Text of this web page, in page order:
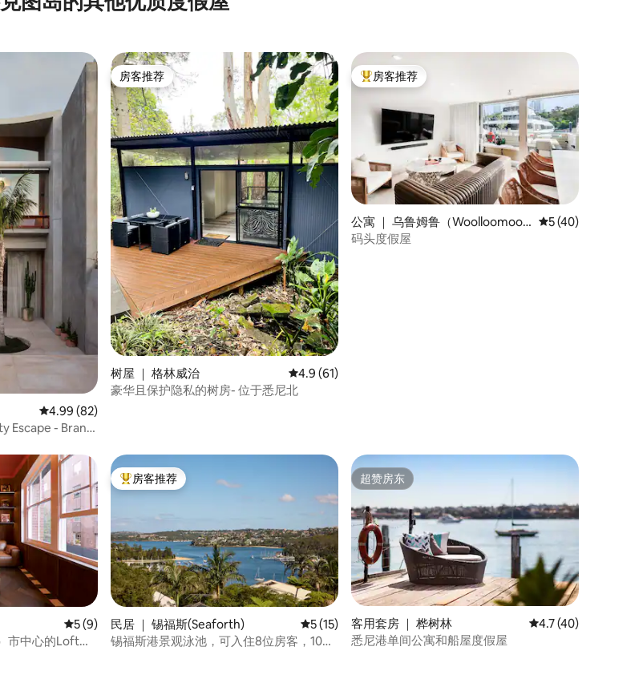
条评价
平均评分 4.99 分（满分 5 分），共 82 条评价
4.99 (82)
Escape - Brand
房客推荐
房客推荐
树屋 ｜ 格林威治 平均评分 4.9 分（满分 5 分），共 61 条评价
4.9 (61)
豪华且保护隐私的树房- 位于悉尼北
热门「房客推荐」
房客推荐
公寓 ｜ 乌鲁姆鲁（Woolloomoolo
o）
平均评分 5 分（满
5 (40)
码头度假屋
评价 平均评分 5 分（满分 5 分），共 9 条评价
5 (9)
市中心的Loft风
热门「房客推荐」
房客推荐
民居 ｜ 锡福斯(Seaforth) 平均评分 5 分（满分 5 分），共 15 条评价
5 (15)
锡福斯港景观泳池，可入住8位房客，10分
超赞房东
超赞房东
客用套房 ｜ 桦树林 平均评分 4.7 分（满
4.7 (40)
悉尼港单间公寓和船屋度假屋